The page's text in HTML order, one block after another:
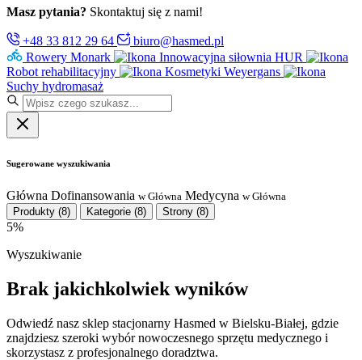
Masz pytania? Skontaktuj się z nami!
+48 33 812 29 64
biuro@hasmed.pl
Rowery Monark
Innowacyjna siłownia HUR
Robot rehabilitacyjny
Kosmetyki Weyergans
Suchy hydromasaż
Sugerowane wyszukiwania
Główna Dofinansowania w Główna Medycyna w Główna
Produkty (8) Kategorie (8) Strony (8)
5%
Wyszukiwanie
Brak jakichkolwiek wyników
Odwiedź nasz sklep stacjonarny Hasmed w Bielsku-Białej, gdzie
znajdziesz szeroki wybór nowoczesnego sprzętu medycznego i
skorzystasz z profesjonalnego doradztwa.